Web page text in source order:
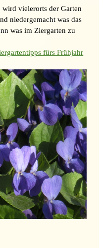
wird vielerorts der Garten
niedergemacht was das
was im Ziergarten zu
fürs Frühjahr